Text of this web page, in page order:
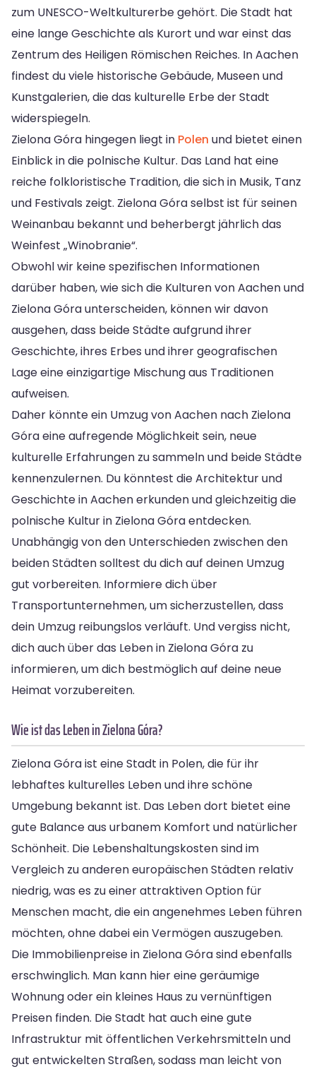
zum UNESCO-Weltkulturerbe gehört. Die Stadt hat
eine lange Geschichte als Kurort und war einst das
Zentrum des Heiligen Römischen Reiches. In Aachen
findest du viele historische Gebäude, Museen und
Kunstgalerien, die das kulturelle Erbe der Stadt
widerspiegeln.
Zielona Góra hingegen liegt in Polen und bietet einen
Einblick in die polnische Kultur. Das Land hat eine
reiche folkloristische Tradition, die sich in Musik, Tanz
und Festivals zeigt. Zielona Góra selbst ist für seinen
Weinanbau bekannt und beherbergt jährlich das
Weinfest „Winobranie“.
Obwohl wir keine spezifischen Informationen
darüber haben, wie sich die Kulturen von Aachen und
Zielona Góra unterscheiden, können wir davon
ausgehen, dass beide Städte aufgrund ihrer
Geschichte, ihres Erbes und ihrer geografischen
Lage eine einzigartige Mischung aus Traditionen
aufweisen.
Daher könnte ein Umzug von Aachen nach Zielona
Góra eine aufregende Möglichkeit sein, neue
kulturelle Erfahrungen zu sammeln und beide Städte
kennenzulernen. Du könntest die Architektur und
Geschichte in Aachen erkunden und gleichzeitig die
polnische Kultur in Zielona Góra entdecken.
Unabhängig von den Unterschieden zwischen den
beiden Städten solltest du dich auf deinen Umzug
gut vorbereiten. Informiere dich über
Transportunternehmen, um sicherzustellen, dass
dein Umzug reibungslos verläuft. Und vergiss nicht,
dich auch über das Leben in Zielona Góra zu
informieren, um dich bestmöglich auf deine neue
Heimat vorzubereiten.
Wie ist das Leben in Zielona Góra?
Zielona Góra ist eine Stadt in Polen, die für ihr
lebhaftes kulturelles Leben und ihre schöne
Umgebung bekannt ist. Das Leben dort bietet eine
gute Balance aus urbanem Komfort und natürlicher
Schönheit. Die Lebenshaltungskosten sind im
Vergleich zu anderen europäischen Städten relativ
niedrig, was es zu einer attraktiven Option für
Menschen macht, die ein angenehmes Leben führen
möchten, ohne dabei ein Vermögen auszugeben.
Die Immobilienpreise in Zielona Góra sind ebenfalls
erschwinglich. Man kann hier eine geräumige
Wohnung oder ein kleines Haus zu vernünftigen
Preisen finden. Die Stadt hat auch eine gute
Infrastruktur mit öffentlichen Verkehrsmitteln und
gut entwickelten Straßen, sodass man leicht von